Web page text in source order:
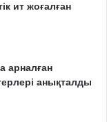
ит жоғалған
арналған
анықталды